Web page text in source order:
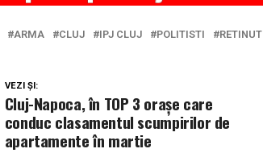
ARMA CLUJ IPJ CLUJ POLITISTI
RETINUT
VEZI ȘI:
Cluj-Napoca, în TOP 3 oraşe care
conduc clasamentul scumpirilor de
apartamente în martie